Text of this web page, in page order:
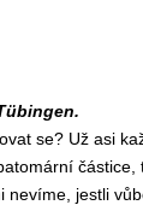
se? Už asi
jestli